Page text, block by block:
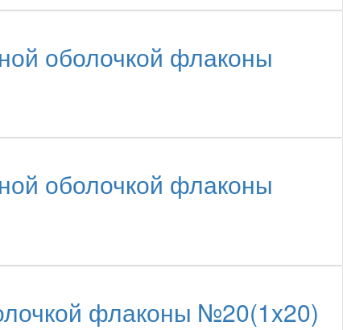
оболочкой флаконы
оболочкой флаконы
флаконы №20(1x20)